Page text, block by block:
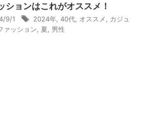
ションはこれがオススメ！
9/1 2024年 40代 オススメ
カジュ
ァッション 夏 男性